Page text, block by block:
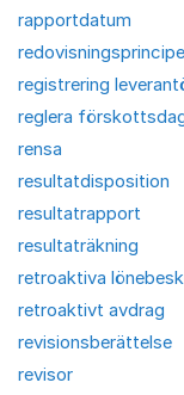
rapportdatum
registrering
reglera
rensa
resultatdisposition
resultatrapport
resultaträkning
retroaktiva
retroaktivt avdrag
revisionsberättelse
revisor